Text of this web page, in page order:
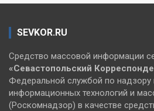
SEVKOR.RU
Средство массовой информации
«Севастопольский
Федеральной службой по надзору
информационных технологий и
(Роскомнадзор) в качестве